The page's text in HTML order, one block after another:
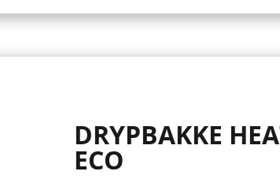
DRYPBAKKE
ECO